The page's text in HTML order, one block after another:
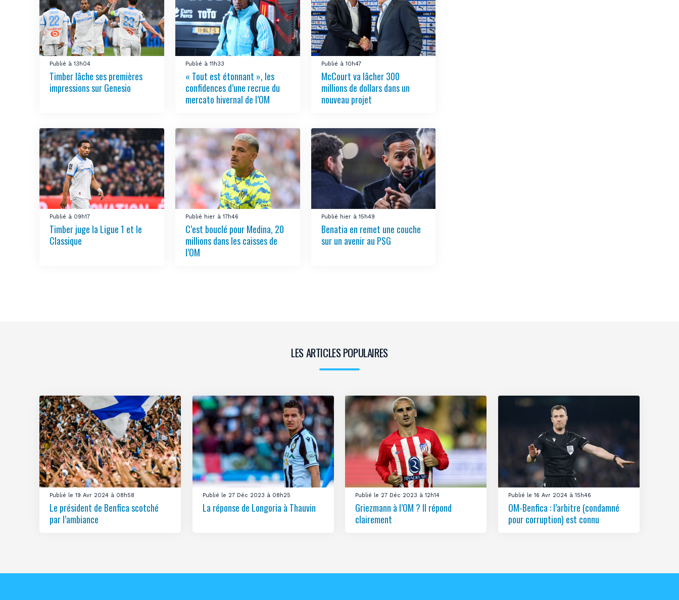
Publié à 13h04
Timber lâche ses premières
impressions sur Genesio
Publié à 11h33
« Tout est étonnant », les
confidences d’une recrue du
mercato hivernal de l’OM
Publié à 10h47
McCourt va lâcher 300
millions de dollars dans un
nouveau projet
Publié à 09h17
Timber juge la Ligue 1 et le
Classique
Publié hier à 17h46
C’est bouclé pour Medina, 20
millions dans les caisses de
l’OM
Publié hier à 15h49
Benatia en remet une couche
sur un avenir au PSG
LES ARTICLES POPULAIRES
Publié le 19 Avr 2024 à 08h58
Le président de Benfica scotché
par l’ambiance
Publié le 27 Déc 2023 à 08h25
La réponse de Longoria à Thauvin
Publié le 27 Déc 2023 à 12h14
Griezmann à l’OM ? Il répond
clairement
Publié le 16 Avr 2024 à 15h46
OM-Benfica : l’arbitre (condamné
pour corruption) est connu